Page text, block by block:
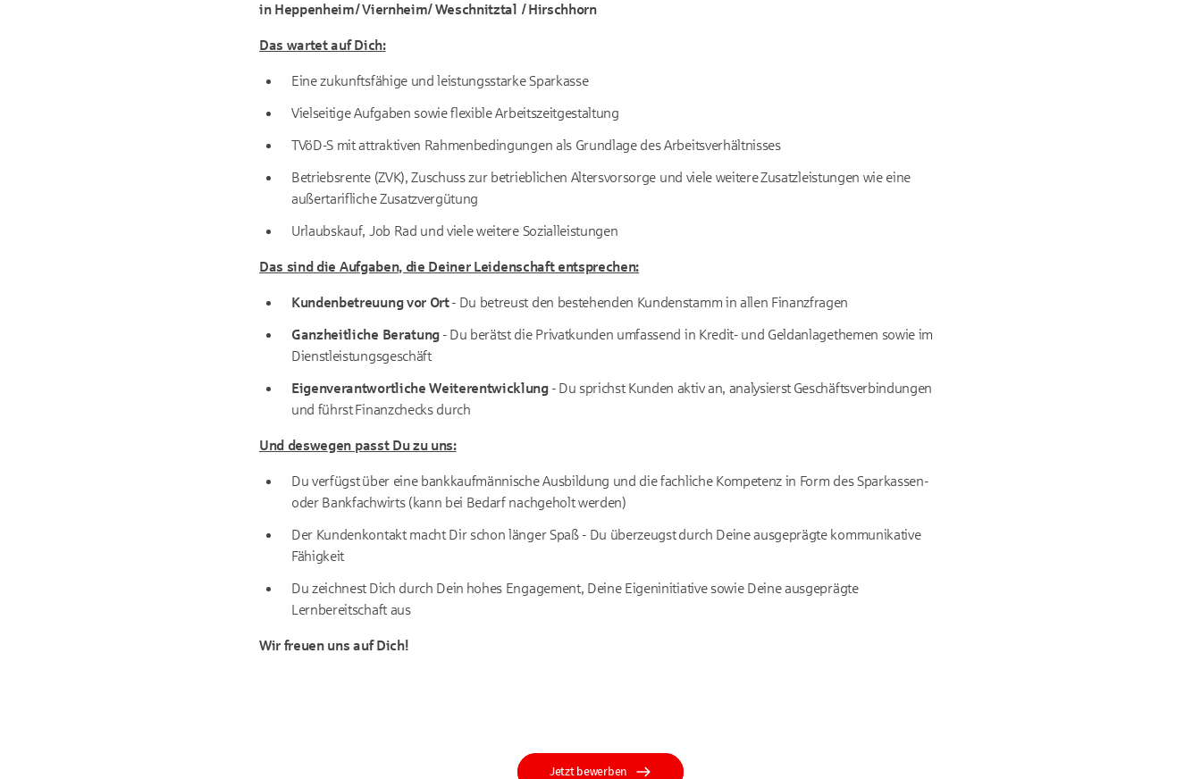
in Heppenheim/ Viernheim/ Weschnitztal / Hirschhorn
Das wartet auf Dich:
Eine zukunftsfähige und leistungsstarke Sparkasse
Vielseitige Aufgaben sowie flexible Arbeitszeitgestaltung
TVöD-S mit attraktiven Rahmenbedingungen als Grundlage des Arbeitsverhältnisses
Betriebsrente (ZVK), Zuschuss zur betrieblichen Altersvorsorge und viele weitere Zusatzleistungen wie eine
außertarifliche Zusatzvergütung
Urlaubskauf, Job Rad und viele weitere Sozialleistungen
Das sind die Aufgaben, die Deiner Leidenschaft entsprechen:
Kundenbetreuung vor Ort- Du betreust den bestehenden Kundenstamm in allen Finanzfragen
Ganzheitliche Beratung- Du berätst die Privatkunden umfassend in Kredit- und Geldanlagethemen sowie im
Dienstleistungsgeschäft
Eigenverantwortliche Weiterentwicklung - Du sprichst Kunden aktiv an, analysierst Geschäftsverbindungen
und führst Finanzchecks durch
Und deswegen passt Du zu uns:
Du verfügst über eine bankkaufmännische Ausbildung und die fachliche Kompetenz in Form des Sparkassen-
oder Bankfachwirts (kann bei Bedarf nachgeholt werden)
Der Kundenkontakt macht Dir schon länger Spaß - Du überzeugst durch Deine ausgeprägte kommunikative
Fähigkeit
Du zeichnest Dich durch Dein hohes Engagement, Deine Eigeninitiative sowie Deine ausgeprägte
Lernbereitschaft aus
Wir freuen uns auf Dich!
Jetzt bewerben